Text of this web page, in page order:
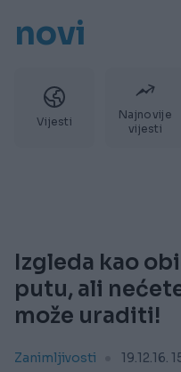
novi
Vijesti
Najnovije
vijesti
Izgleda kao
putu, ali
može uraditi!
Zanimljivosti 19.12.16.